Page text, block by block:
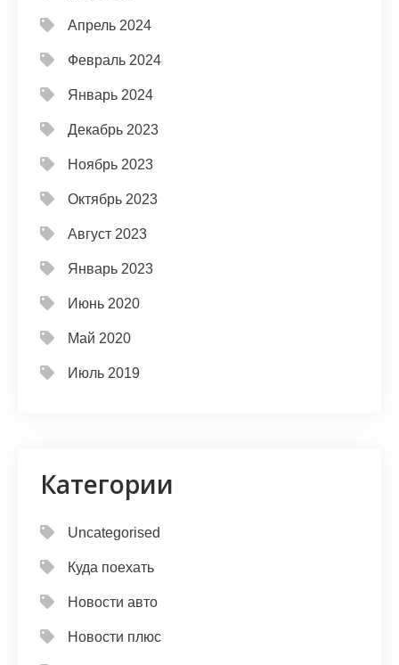
Апрель 2024
Февраль 2024
Январь 2024
Декабрь 2023
Ноябрь 2023
Октябрь 2023
Август 2023
Январь 2023
Июнь 2020
Май 2020
Июль 2019
Категории
Uncategorised
Куда поехать
Новости авто
Новости плюс